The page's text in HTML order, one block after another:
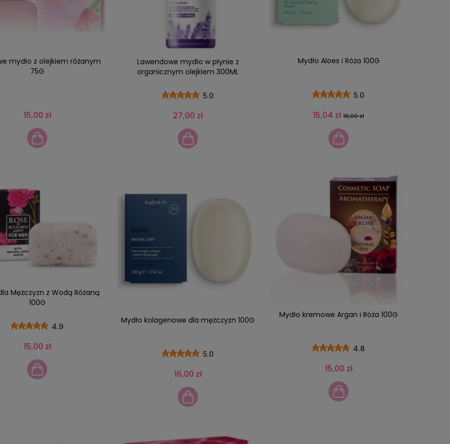
mydło z olejkiem różanym
75G
15,00 zł
Lawendowe mydło w płynie z
organicznym olejkiem 300ML
5.0
27,00 zł
Mydło Aloes i Róża 100G
5.0
15,04 zł 16,00 zł
Mężczyzn z Wodą Różaną
100G
4.9
15,00 zł
Mydło kolagenowe dla mężczyzn 100G
5.0
16,00 zł
Mydło kremowe Argan i Róża 100G
4.8
15,00 zł